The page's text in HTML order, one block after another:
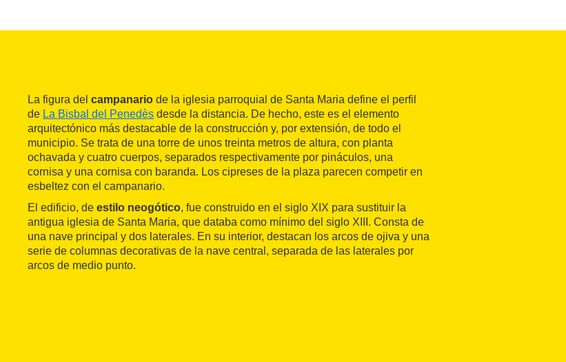
La figura del campanario de la iglesia parroquial de Santa Maria define el perfil
de La Bisbal del Penedès desde la distancia. De hecho, este es el elemento
arquitectónico más destacable de la construcción y, por extensión, de todo el
municipio. Se trata de una torre de unos treinta metros de altura, con planta
ochavada y cuatro cuerpos, separados respectivamente por pináculos, una
cornisa y una cornisa con baranda. Los cipreses de la plaza parecen competir en
esbeltez con el campanario.
El edificio, de estilo neogótico, fue construido en el siglo XIX para sustituir la
antigua iglesia de Santa Maria, que databa como mínimo del siglo XIII. Consta de
una nave principal y dos laterales. En su interior, destacan los arcos de ojiva y una
serie de columnas decorativas de la nave central, separada de las laterales por
arcos de medio punto.